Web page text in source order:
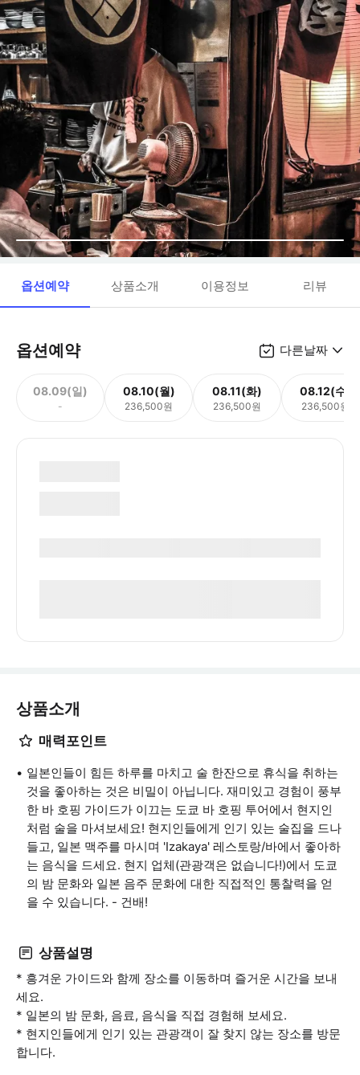
옵션예약 상품소개 이용정보 리뷰
옵션예약 다른날짜
08.09(일)
-
08.10(월)
236,500원
08.11(화)
236,500원
08.12(수)
236,500원
상품소개
매력포인트
일본인들이 힘든 하루를 마치고 술 한잔으로 휴식을 취하는
것을 좋아하는 것은 비밀이 아닙니다. 재미있고 경험이 풍부
한 바 호핑 가이드가 이끄는 도쿄 바 호핑 투어에서 현지인
처럼 술을 마셔보세요! 현지인들에게 인기 있는 술집을 드나
들고, 일본 맥주를 마시며 'Izakaya' 레스토랑/바에서 좋아하
는 음식을 드세요. 현지 업체(관광객은 없습니다!)에서 도쿄
의 밤 문화와 일본 음주 문화에 대한 직접적인 통찰력을 얻
을 수 있습니다. - 건배!
상품설명
* 흥겨운 가이드와 함께 장소를 이동하며 즐거운 시간을 보내
세요.
* 일본의 밤 문화, 음료, 음식을 직접 경험해 보세요.
* 현지인들에게 인기 있는 관광객이 잘 찾지 않는 장소를 방문
합니다.